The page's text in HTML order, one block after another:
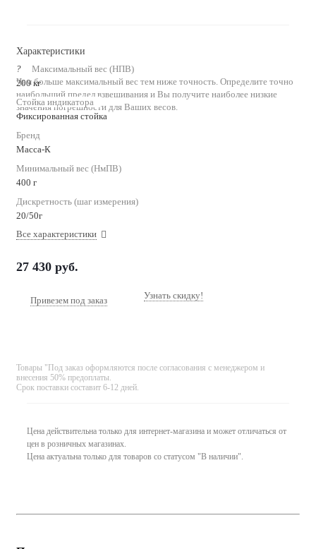
Характеристики
?
Чем больше максимальный вес тем ниже точность. Определите точно
наибольший предел взвешивания и Вы получите наиболее низкие
значения погрешности для Ваших весов.
Максимальный вес (НПВ)
200 кг
Стойка индикатора
Фиксированная стойка
Бренд
Масса-К
Минимальный вес (НмПВ)
400 г
Дискретность (шаг измерения)
20/50г
Все характеристики
27 430 руб.
Привезем под заказ Узнать скидку!
Товары "Под заказ оформляются после согласования с менеджером и
внесения 50% предоплаты.
Срок поставки составит 6-12 дней.
Цена действительна только для интернет-магазина и может отличаться от
цен в розничных магазинах.
Цена актуальна только для товаров со статусом "В наличии".